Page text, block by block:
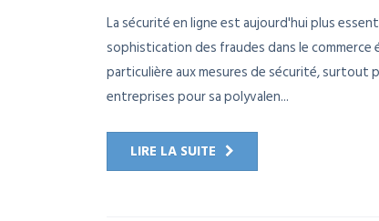
La sécurité en ligne est aujourd'hui plus
sophistication des fraudes dans le
particulière aux mesures de sécurité,
entreprises pour sa polyvalen...
LIRE LA SUITE